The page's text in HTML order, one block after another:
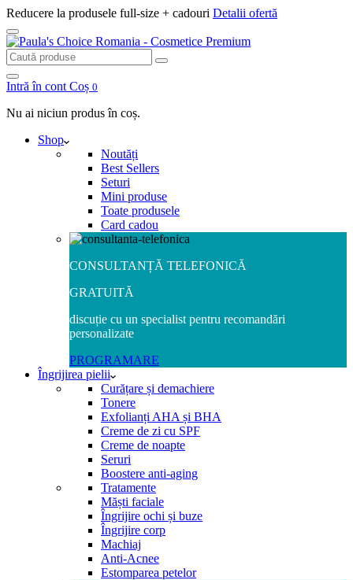
Reducere la produsele full-size + cadouri Detalii ofertă
Caută
Caută
Intră în cont Coș 0
Nu ai niciun produs în coș.
Shop
Noutăți
Best Sellers
Seturi
Mini produse
Toate produsele
Card cadou
CONSULTANȚĂ TELEFONICĂ
GRATUITĂ
discuție cu un specialist pentru recomandări
personalizate
PROGRAMARE
Îngrijirea pielii
Curățare și demachiere
Tonere
Exfolianți AHA și BHA
Creme de zi cu SPF
Creme de noapte
Seruri
Boostere anti-aging
Tratamente
Măști faciale
Îngrijire ochi și buze
Îngrijire corp
Machiaj
Anti-Acnee
Estomparea petelor